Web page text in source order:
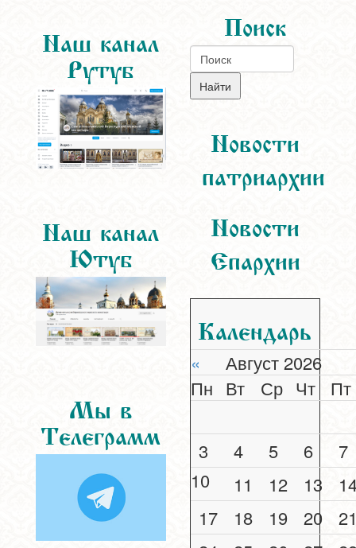
Наш канал
Рутуб
Наш канал
Ютуб
Мы в
Телеграмм
Поиск
Новости
патриархии
Новости
Епархии
Календарь
«
Август 2026
Пн Вт Ср Чт Пт
3 4 5 6
7
10
11 12 13
17
18 19 20